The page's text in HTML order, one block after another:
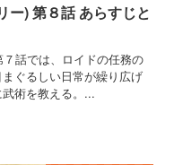
ー) 第８話 あらすじと
話では、ロイドの任務の
ぐるしい日常が繰り広げ
術を教える。...